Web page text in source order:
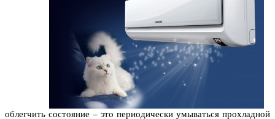
облегчить состояние – это периодически умываться прохладной